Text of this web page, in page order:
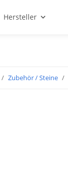
Hersteller
Zubehör / Steine